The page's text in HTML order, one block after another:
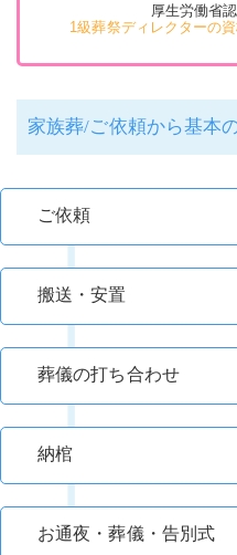
厚生労働省
1級葬祭ディレクターの
家族葬/ご依頼から基本
ご依頼
搬送・安置
葬儀の打ち合わせ
納棺
お通夜・葬儀・告別式